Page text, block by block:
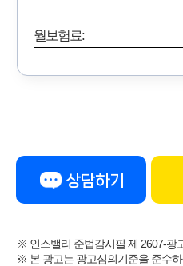
월보험료:
상담하기
※ 인스밸리 준법감시필 제 2607-광
※ 본 광고는 광고심의기준을 준수